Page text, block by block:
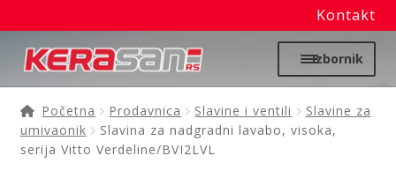
Kontakt
na
navigaciju
na
sadržaj
Izbornik
Početna
Moj nalog
Početna Prodavnica Slavine i ventili
Slavine za
umivaonik
Slavina za nadgradni lavabo, visoka,
serija Vitto Verdeline/BVI2LVL